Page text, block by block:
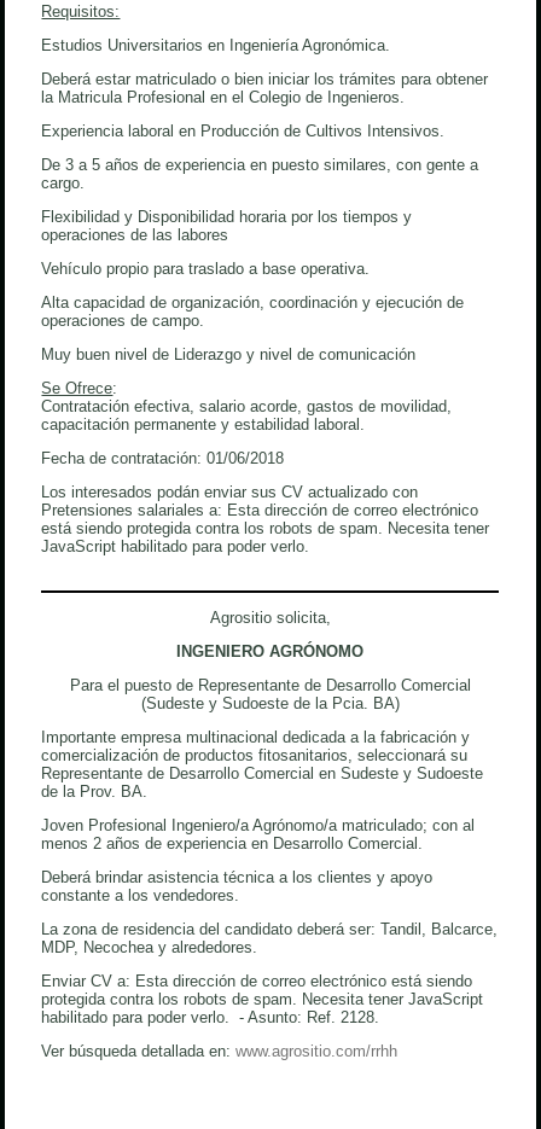
Requisitos:
Estudios Universitarios en Ingeniería Agronómica.
Deberá estar matriculado o bien iniciar los trámites para obtener
la Matricula Profesional en el Colegio de Ingenieros.
Experiencia laboral en Producción de Cultivos Intensivos.
De 3 a 5 años de experiencia en puesto similares, con gente a
cargo.
Flexibilidad y Disponibilidad horaria por los tiempos y
operaciones de las labores
Vehículo propio para traslado a base operativa.
Alta capacidad de organización, coordinación y ejecución de
operaciones de campo.
Muy buen nivel de Liderazgo y nivel de comunicación
Se Ofrece:
Contratación efectiva, salario acorde, gastos de movilidad,
capacitación permanente y estabilidad laboral.
Fecha de contratación: 01/06/2018
Los interesados podán enviar sus CV actualizado con
Pretensiones salariales a: Esta dirección de correo electrónico
está siendo protegida contra los robots de spam. Necesita tener
JavaScript habilitado para poder verlo.
Agrositio solicita,
INGENIERO AGRÓNOMO
Para el puesto de Representante de Desarrollo Comercial
(Sudeste y Sudoeste de la Pcia. BA)
Importante empresa multinacional dedicada a la fabricación y
comercialización de productos fitosanitarios, seleccionará su
Representante de Desarrollo Comercial en Sudeste y Sudoeste
de la Prov. BA.
Joven Profesional Ingeniero/a Agrónomo/a matriculado; con al
menos 2 años de experiencia en Desarrollo Comercial.
Deberá brindar asistencia técnica a los clientes y apoyo
constante a los vendedores.
La zona de residencia del candidato deberá ser: Tandil, Balcarce,
MDP, Necochea y alrededores.
Enviar CV a: Esta dirección de correo electrónico está siendo
protegida contra los robots de spam. Necesita tener JavaScript
habilitado para poder verlo. - Asunto: Ref. 2128.
Ver búsqueda detallada en:www.agrositio.com/rrhh